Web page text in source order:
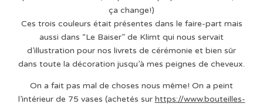
ça change!)
Ces trois couleurs était présentes dans le faire-part mais
aussi dans “Le Baiser” de Klimt qui nous servait
d’illustration pour nos livrets de cérémonie et bien sûr
dans toute la décoration jusqu’à mes peignes de cheveux.
On a fait pas mal de choses nous même! On a peint
l’intérieur de 75 vases (achetés sur https://www.bouteilles-